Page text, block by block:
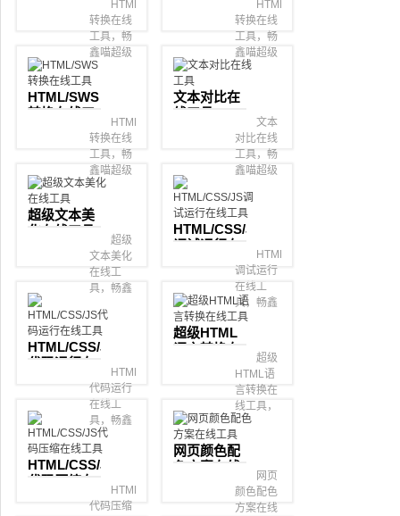
HTML/PHP
转换在线
工具，畅
鑫喵超级
在线工具
箱。
HTML/PERL
转换在线
工具，畅
鑫喵超级
在线工具
HTML/SWS
转换在线工
HTML/SWS
转换在线
工具，畅
鑫喵超级
在线工具
文本对比在
线工具
文本
对比在线
工具，畅
鑫喵超级
箱。
超级文本美
化在线工具
超级
文本美化
在线工
具，畅鑫
线工具
箱。
HTML/CSS/JS
调试运行在
HTML/CSS/JS
调试运行
在线工
具，畅鑫
喵超级在
线工具
HTML/CSS/JS
代码运行在
HTML/CSS/JS
代码运行
在线工
具，畅鑫
喵超级在
线工具
箱。
超级HTML
语言转换在
超级
HTML语
言转换在
线工具，
畅鑫喵超
级在线工
具箱。
HTML/CSS/JS
代码压缩在
HTML/CSS/JS
代码压缩
网页颜色配
色方案在线
网页
颜色配色
方案在线